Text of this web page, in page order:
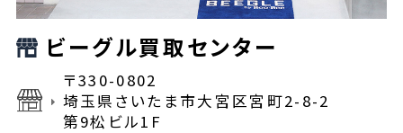
ビーグル買取センター
〒330-0802
埼玉県さいたま市大宮区宮町2-8-2
第9松ビル1F